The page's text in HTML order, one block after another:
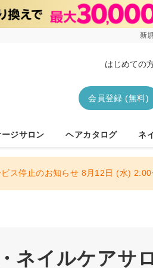
新
はじめての
会員登録 (無料)
ジサロン ヘアカタログ ネ
ス停止のお知らせ 8月12日 (水)
ネイルケアサ